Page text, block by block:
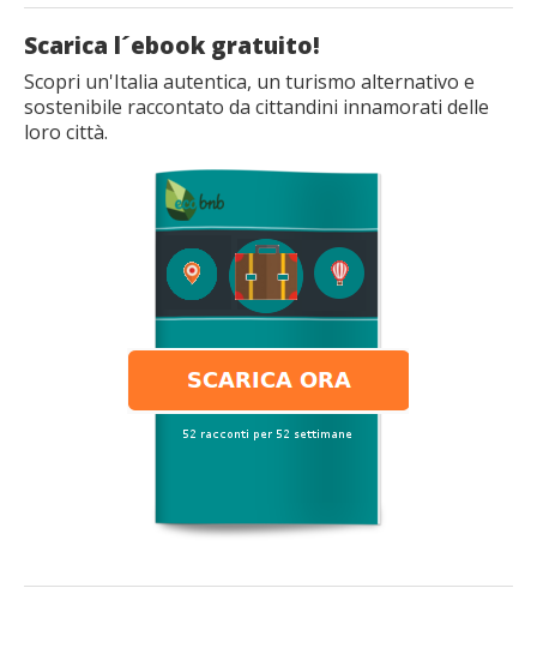
Scarica l´ebook gratuito!
Scopri un'Italia autentica, un turismo alternativo e
sostenibile raccontato da cittandini innamorati delle
loro città.